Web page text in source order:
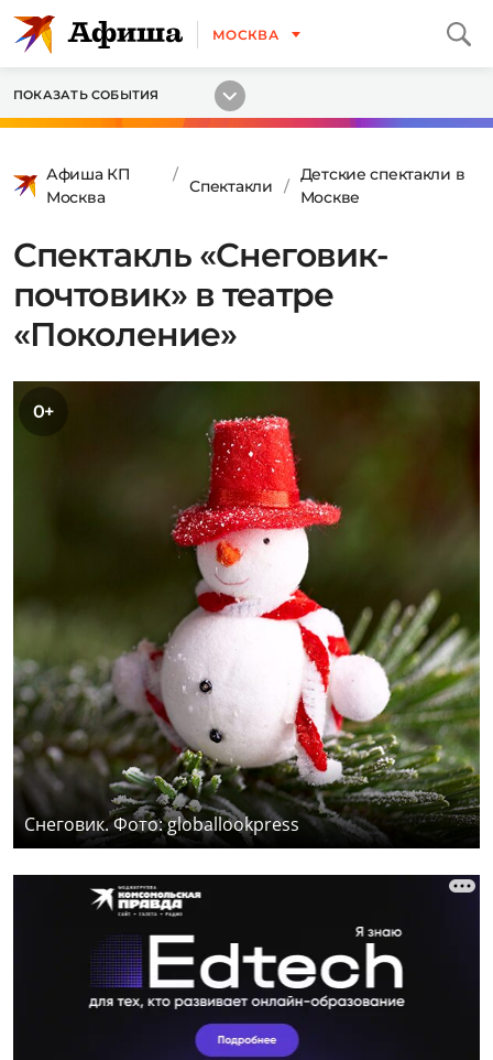
МОСКВА
ПОКАЗАТЬ СОБЫТИЯ
Афиша КП
Москва
Спектакли
Детские спектакли в
Москве
Спектакль «Снеговик-
почтовик» в театре
«Поколение»
0+
Снеговик. Фото: globallookpress